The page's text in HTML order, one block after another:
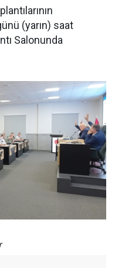
(yarın) saat
Salonunda